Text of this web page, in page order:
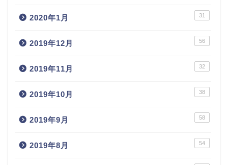
2020年1月 31
2019年12月 56
2019年11月 32
2019年10月 38
2019年9月 58
2019年8月 54